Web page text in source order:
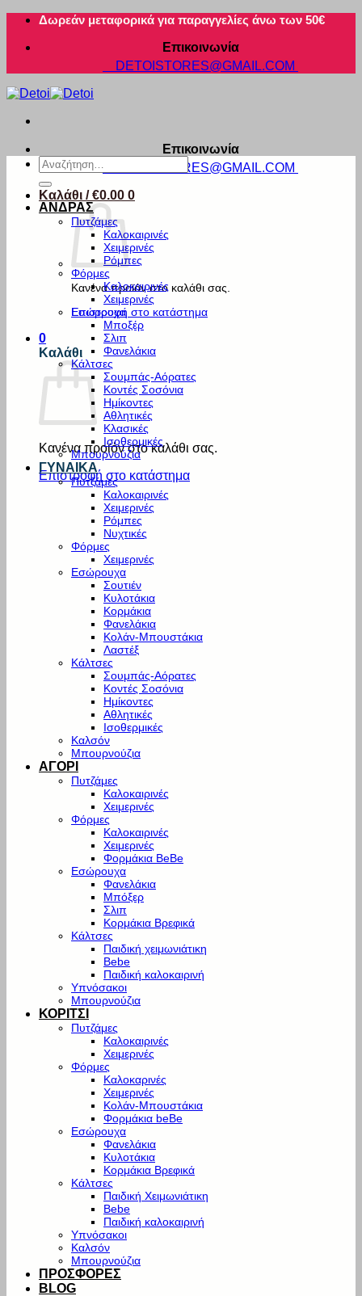
Μετάβαση
περιεχόμενο
Δωρεάν μεταφορικά για παραγγελίες άνω των 50€
Επικοινωνία
DETOISTORES@GMAIL.COM
Επικοινωνία
DETOISTORES@GMAIL.COM
Καλάθι /€0.00 0
Κανένα προϊόν στο καλάθι σας.
Επιστροφή στο κατάστημα
0
Καλάθι
Κανένα προϊόν στο καλάθι σας.
Επιστροφή στο κατάστημα
Αναζήτηση
για:
ΑΝΔΡΑΣ
Πυτζάμες
Καλοκαιρινές
Χειμερινές
Ρόμπες
Φόρμες
Καλοκαιρινές
Χειμερινές
Εσώρουχα
Μποξέρ
Σλιπ
Φανελάκια
Κάλτσες
Σουμπάς-Αόρατες
Κοντές Σοσόνια
Ημίκοντες
Αθλητικές
Κλασικές
Ισοθερμικές
Μπουρνούζια
ΓΥΝΑΙΚΑ
Πυτζάμες
Καλοκαιρινές
Χειμερινές
Ρόμπες
Νυχτικές
Φόρμες
Χειμερινές
Εσώρουχα
Σουτιέν
Κυλοτάκια
Κορμάκια
Φανελάκια
Κολάν-Μπουστάκια
Λαστέξ
Κάλτσες
Σουμπάς-Αόρατες
Κοντές Σοσόνια
Ημίκοντες
Αθλητικές
Ισοθερμικές
Καλσόν
Μπουρνούζια
ΑΓΟΡΙ
Πυτζάμες
Καλοκαιρινές
Χειμερινές
Φόρμες
Καλοκαιρινές
Χειμερινές
Φορμάκια BeBe
Εσώρουχα
Φανελάκια
Μπόξερ
Σλιπ
Κορμάκια Βρεφικά
Κάλτσες
Παιδική χειμωνιάτικη
Bebe
Παιδική καλοκαιρινή
Υπνόσακοι
Μπουρνούζια
ΚΟΡΙΤΣΙ
Πυτζάμες
Καλοκαιρινές
Χειμερινές
Φόρμες
Καλοκαρινές
Χειμερινές
Κολάν-Μπουστάκια
Φορμάκια beBe
Εσώρουχα
Φανελάκια
Κυλοτάκια
Κορμάκια Βρεφικά
Κάλτσες
Παιδική Χειμωνιάτικη
Bebe
Παιδική καλοκαιρινή
Υπνόσακοι
Καλσόν
Μπουρνούζια
ΠΡΟΣΦΟΡΕΣ
BLOG